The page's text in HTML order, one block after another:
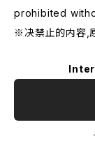
prohibited
※决禁止的内容,